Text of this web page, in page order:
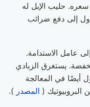
حليب الإبل له
إلى دفع ضرائب
عامل الاستدامة.
يستغرق الزبادي
أيضًا في المعالجة
البروبيوتيك ( المصدر ).